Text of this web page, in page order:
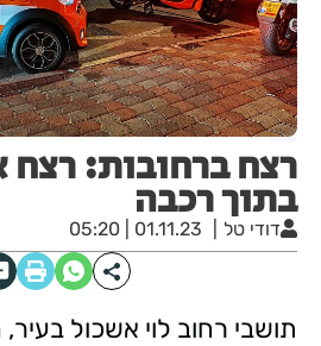
רצח ברחובות: רצח
בתוך רכבה
דודי טל 01.11.23 | 05:20
תושבי רחוב לוי אשכול